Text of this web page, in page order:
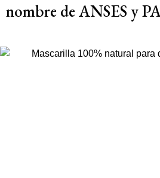
nombre de ANSES y